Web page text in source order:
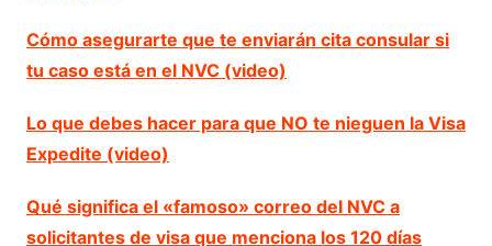
Cómo asegurarte que te enviarán cita consular si
tu caso está en el NVC (video)
Lo que debes hacer para que NO te nieguen la Visa
Expedite (video)
Qué significa el «famoso» correo del NVC a
solicitantes de visa que menciona los 120 días